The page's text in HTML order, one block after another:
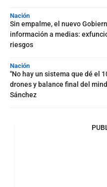
Nación
Sin empalme, el nuevo
información a medias:
riesgos
Nación
"No hay un sistema que dé el
drones y balance final del
Sánchez